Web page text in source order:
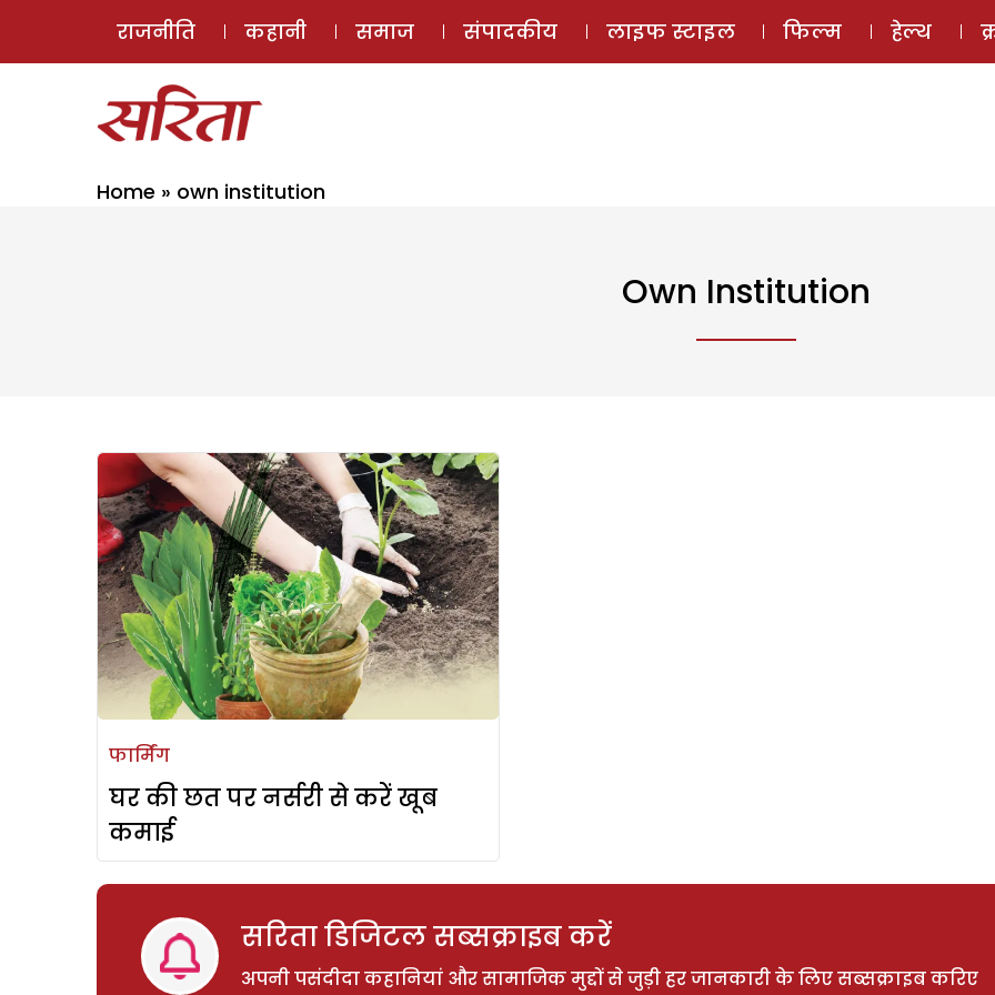
ई-मैगज़ीन
राजनीति कहानी समाज संपादकीय लाइफ स्टाइल फिल्म हेल्थ
Home » own institution
Own Institution
फार्मिंग
घर की छत पर नर्सरी से करें खूब
कमाई
सरिता डिजिटल सब्सक्राइब करें
अपनी पसंदीदा कहानियां और सामाजिक मुद्दों से जुड़ी हर जानकारी के लिए सब्सक्राइब करिए